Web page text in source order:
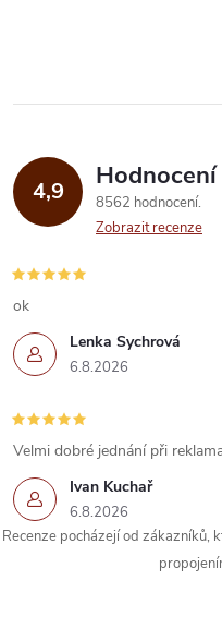
l
d
a
c
í
p
r
v
k
y
4,9
8562 hodnocení
Zobrazit recenze
Lenka Sychrová
6.8.2026
ok
Ivan Kuchař
6.8.2026
Velmi dobré jednání při
Recenze pocházejí od zákazníků,